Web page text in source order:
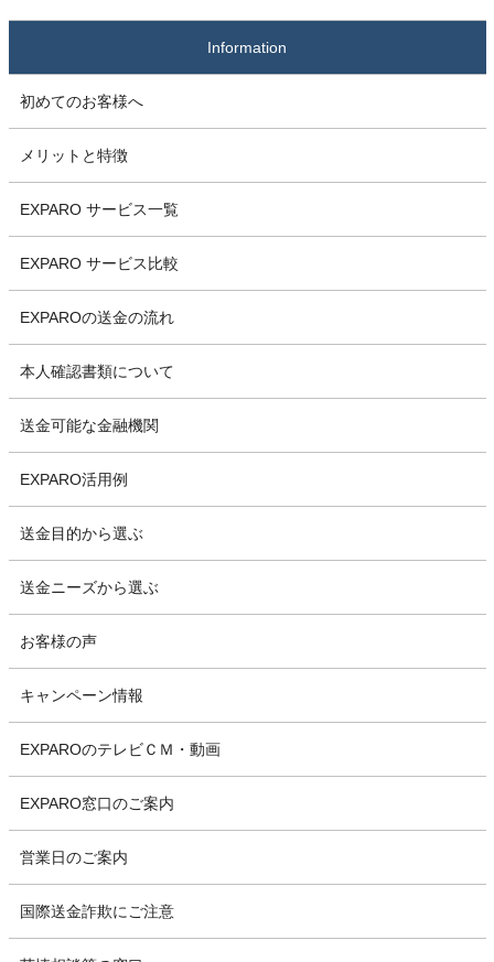
Information
初めてのお客様へ
メリットと特徴
EXPARO サービス一覧
EXPARO サービス比較
EXPAROの送金の流れ
本人確認書類について
送金可能な金融機関
EXPARO活用例
送金目的から選ぶ
送金ニーズから選ぶ
お客様の声
キャンペーン情報
EXPAROのテレビＣＭ・動画
EXPARO窓口のご案内
営業日のご案内
国際送金詐欺にご注意